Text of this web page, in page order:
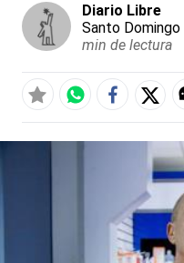
Diario Libre
Santo Domingo
min de lectura